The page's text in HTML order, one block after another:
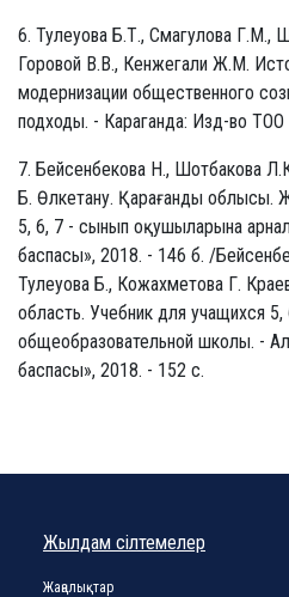
6. Тулеуова Б.Т., Смагулова Г.М.,
Горовой В.В., Кенжегали Ж.М.
модернизации общественного
подходы. - Караганда: Изд-во
7. Бейсенбекова Н., Шотбакова
Б. Өлкетану. Қарағанды облысы.
5, 6, 7 - сынып оқушыларына
баспасы», 2018. - 146 б. /
Тулеуова Б., Кожахметова Г.
область. Учебник для учащихся 5,
общеобразовательной школы. -
баспасы», 2018. - 152 с.
Жылдам сілтемелер
Жаңалықтар